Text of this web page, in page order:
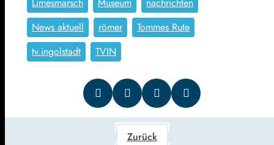
Limesmarsch
Museum
nachrichten
News aktuell
römer
Tommes Rute
tv.ingolstadt
TVIN
Zurück